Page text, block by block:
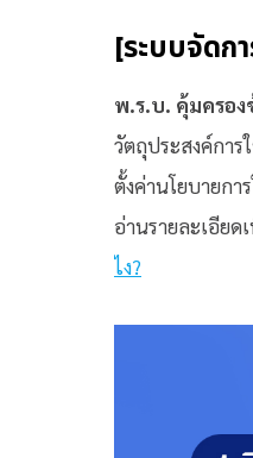
[ระบบจัดก
พ.ร.บ. คุ้มครอง
วัตถุประสงค์การ
ตั้งค่านโยบายกา
อ่านรายละเอียด
ไง?